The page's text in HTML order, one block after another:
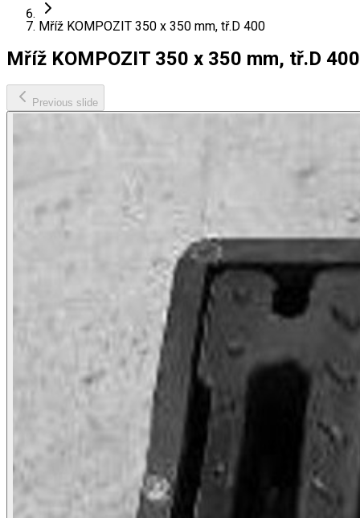
Mříž KOMPOZIT 350 x 350 mm, tř.D 400
Mříž KOMPOZIT 350 x 350 mm, tř.D 400
Previous slide